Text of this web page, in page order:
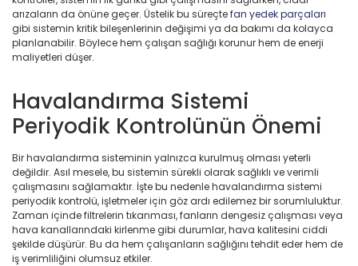
arızaların da önüne geçer. Üstelik bu süreçtefan yedek parçaları
gibi sistemin kritik bileşenlerinin değişimi ya da bakımı da kolayca
planlanabilir. Böylece hem çalışan sağlığı korunur hem de enerji
maliyetleri düşer.
Havalandırma Sistemi
Periyodik Kontrolünün Önemi
Bir havalandırma sisteminin yalnızca kurulmuş olması yeterli
değildir. Asıl mesele, bu sistemin sürekli olarak sağlıklı ve verimli
çalışmasını sağlamaktır. İşte bu nedenle havalandırma sistemi
periyodik kontrolü, işletmeler için göz ardı edilemez bir sorumluluktur.
Zaman içinde filtrelerin tıkanması, fanların dengesiz çalışması veya
hava kanallarındaki kirlenme gibi durumlar, hava kalitesini ciddi
şekilde düşürür. Bu da hem çalışanların sağlığını tehdit eder hem de
iş verimliliğini olumsuz etkiler.